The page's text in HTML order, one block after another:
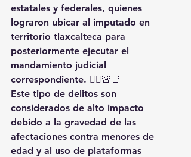
estatales y federales, quienes
lograron ubicar al imputado en
territorio tlaxcalteca para
posteriormente ejecutar el
mandamiento judicial
correspondiente. 👮‍♂️🚨📑
Este tipo de delitos son
considerados de alto impacto
debido a la gravedad de las
afectaciones contra menores de
edad y al uso de plataformas